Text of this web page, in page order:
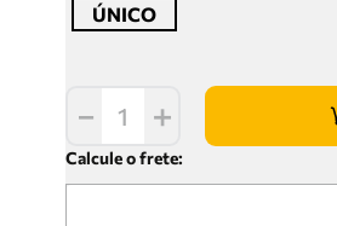
ÚNICO
＋
－